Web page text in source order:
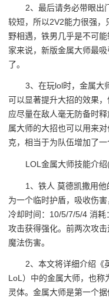
2、最后请务必带眼出
较短，所以2V2能力很强，
野相遇，铁男几乎是不可
家来说，新版金属大师最
了。
3、在玩lol时，金属大
可以显著提升大招的效果
应尽量在敌人毫无防备时
属大师的大招也可以用来
克，相当于为队伍增加了一
LOL金属大师技能介绍
1、铁人 莫德凯撒用
为一个临时护盾，吸收伤
冷却时间：10/5/7/5/4 消
攻击获得强化。前两次攻
魔法伤害。
2、本文将详细介绍《
LoL）中的金属大师，也称
灵体。金属大师是第一个